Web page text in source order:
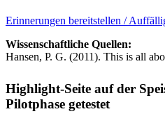
Erinnerungen bereitstellen /
Wissenschaftliche Quellen:
Hansen, P. G. (2011). This is all
Highlight-Seite auf der
Pilotphase getestet